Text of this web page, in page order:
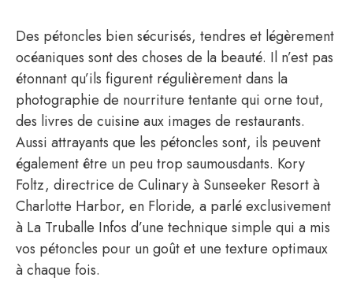
Des pétoncles bien sécurisés, tendres et légèrement
océaniques sont des choses de la beauté. Il n’est pas
étonnant qu’ils figurent régulièrement dans la
photographie de nourriture tentante qui orne tout,
des livres de cuisine aux images de restaurants.
Aussi attrayants que les pétoncles sont, ils peuvent
également être un peu trop saumousdants. Kory
Foltz, directrice de Culinary à Sunseeker Resort à
Charlotte Harbor, en Floride, a parlé exclusivement
à La Truballe Infos d’une technique simple qui a mis
vos pétoncles pour un goût et une texture optimaux
à chaque fois.